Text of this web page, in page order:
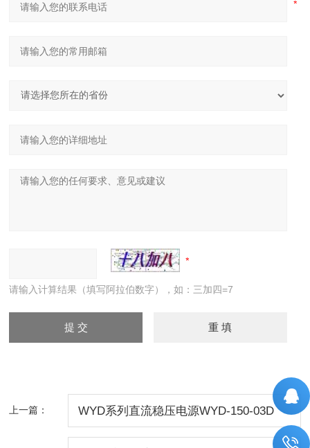
请输入计算结果（填写阿拉伯数字），如：三加四=7
上一篇： WYD系列直流稳压电源WYD-150-03D